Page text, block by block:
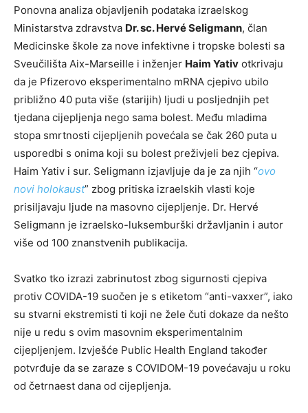
Ponovna analiza objavljenih podataka izraelskog
Ministarstva zdravstva Dr. sc. Hervé Seligmann, član
Medicinske škole za nove infektivne i tropske bolesti sa
Sveučilišta Aix-Marseille i inženjer Haim Yativ otkrivaju
da je Pfizerovo eksperimentalno mRNA cjepivo ubilo
približno 40 puta više (starijih) ljudi u posljednjih pet
tjedana cijepljenja nego sama bolest. Među mladima
stopa smrtnosti cijepljenih povećala se čak 260 puta u
usporedbi s onima koji su bolest preživjeli bez cjepiva.
Haim Yativ i sur. Seligmann izjavljuje da je za njih “ovo
novi holokaust” zbog pritiska izraelskih vlasti koje
prisiljavaju ljude na masovno cijepljenje. Dr. Hervé
Seligmann je izraelsko-luksemburški državljanin i autor
više od 100 znanstvenih publikacija.
Svatko tko izrazi zabrinutost zbog sigurnosti cjepiva
protiv COVIDA-19 suočen je s etiketom “anti-vaxxer”, iako
su stvarni ekstremisti ti koji ne žele čuti dokaze da nešto
nije u redu s ovim masovnim eksperimentalnim
cijepljenjem. Izvješće Public Health England također
potvrđuje da se zaraze s COVIDOM-19 povećavaju u roku
od četrnaest dana od cijepljenja.